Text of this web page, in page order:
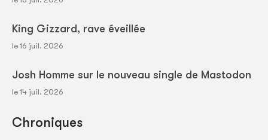
King Gizzard, rave éveillée
le 16 juil. 2026
Josh Homme sur le nouveau single de Mastodon
le 14 juil. 2026
Chroniques